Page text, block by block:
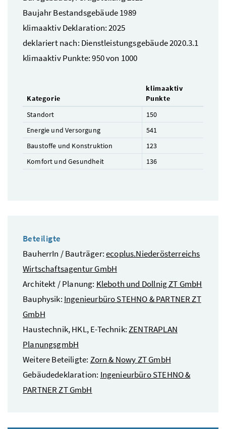
Baujahr Bestandsgebäude 1989
klimaaktiv Deklaration: 2025
deklariert nach: Dienstleistungsgebäude 2020.3.1
klimaaktiv Punkte: 950 von 1000
Kategorie
klimaaktiv
Punkte
Standort
150
Energie und Versorgung
541
Baustoffe und Konstruktion
123
Komfort und Gesundheit
136
Beteiligte
BauherrIn / Bauträger:ecoplus.Niederösterreichs
Wirtschaftsagentur GmbH
Architekt / Planung: Kleboth und Dollnig ZT GmbH
Bauphysik: Ingenieurbüro STEHNO & PARTNER ZT
GmbH
Haustechnik, HKL, E-Technik:ZENTRAPLAN
PlanungsgmbH
Weitere Beteiligte: Zorn & Nowy ZT GmbH
Gebäudedeklaration: Ingenieurbüro STEHNO &
PARTNER ZT GmbH